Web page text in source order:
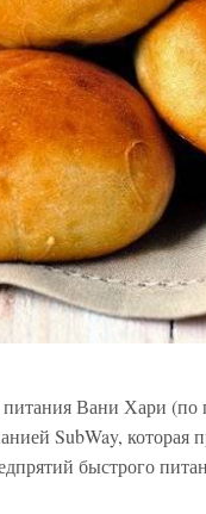
питания Вани Хари
SubWay,
быстрого